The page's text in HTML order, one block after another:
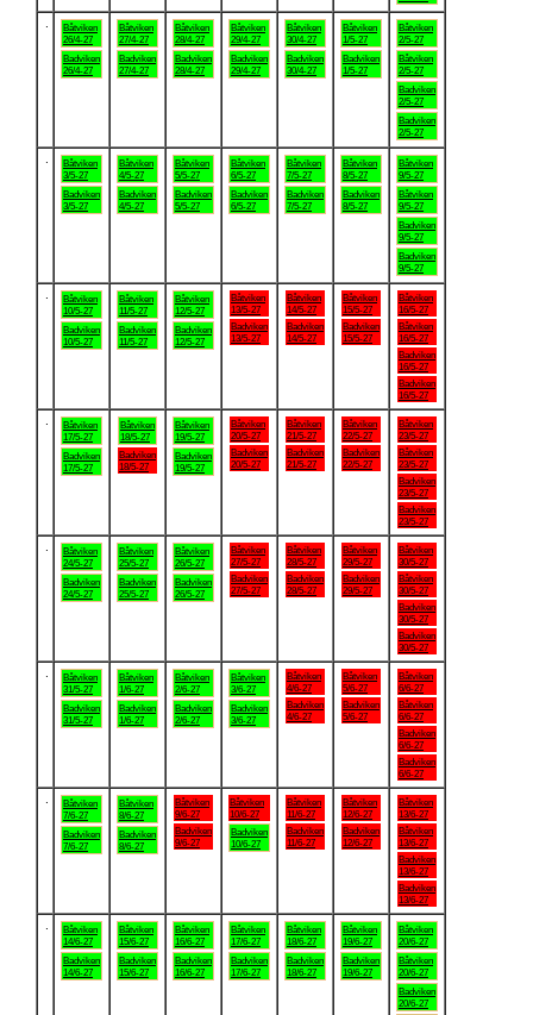
Båtviken
26/4-27
Badviken
26/4-27
Båtviken
27/4-27
Badviken
27/4-27
Båtviken
28/4-27
Badviken
28/4-27
Båtviken
29/4-27
Badviken
29/4-27
Båtviken
30/4-27
Badviken
30/4-27
Båtviken
1/5-27
Badviken
1/5-27
Båtviken
2/5-27
Båtviken
2/5-27
Badviken
2/5-27
Badviken
2/5-27
Båtviken
3/5-27
Badviken
3/5-27
Båtviken
4/5-27
Badviken
4/5-27
Båtviken
5/5-27
Badviken
5/5-27
Båtviken
6/5-27
Badviken
6/5-27
Båtviken
7/5-27
Badviken
7/5-27
Båtviken
8/5-27
Badviken
8/5-27
Båtviken
9/5-27
Båtviken
9/5-27
Badviken
9/5-27
Badviken
9/5-27
Båtviken
10/5-27
Badviken
10/5-27
Båtviken
11/5-27
Badviken
11/5-27
Båtviken
12/5-27
Badviken
12/5-27
Båtviken
13/5-27
Badviken
13/5-27
Båtviken
14/5-27
Badviken
14/5-27
Båtviken
15/5-27
Badviken
15/5-27
Båtviken
16/5-27
Båtviken
16/5-27
Badviken
16/5-27
Badviken
16/5-27
Båtviken
17/5-27
Badviken
17/5-27
Båtviken
18/5-27
Badviken
18/5-27
Båtviken
19/5-27
Badviken
19/5-27
Båtviken
20/5-27
Badviken
20/5-27
Båtviken
21/5-27
Badviken
21/5-27
Båtviken
22/5-27
Badviken
22/5-27
Båtviken
23/5-27
Båtviken
23/5-27
Badviken
23/5-27
Badviken
23/5-27
Båtviken
24/5-27
Badviken
24/5-27
Båtviken
25/5-27
Badviken
25/5-27
Båtviken
26/5-27
Badviken
26/5-27
Båtviken
27/5-27
Badviken
27/5-27
Båtviken
28/5-27
Badviken
28/5-27
Båtviken
29/5-27
Badviken
29/5-27
Båtviken
30/5-27
Båtviken
30/5-27
Badviken
30/5-27
Badviken
30/5-27
Båtviken
31/5-27
Badviken
31/5-27
Båtviken
1/6-27
Badviken
1/6-27
Båtviken
2/6-27
Badviken
2/6-27
Båtviken
3/6-27
Badviken
3/6-27
Båtviken
4/6-27
Badviken
4/6-27
Båtviken
5/6-27
Badviken
5/6-27
Båtviken
6/6-27
Båtviken
6/6-27
Badviken
6/6-27
Badviken
6/6-27
Båtviken
7/6-27
Badviken
7/6-27
Båtviken
8/6-27
Badviken
8/6-27
Båtviken
9/6-27
Badviken
9/6-27
Båtviken
10/6-27
Badviken
10/6-27
Båtviken
11/6-27
Badviken
11/6-27
Båtviken
12/6-27
Badviken
12/6-27
Båtviken
13/6-27
Båtviken
13/6-27
Badviken
13/6-27
Badviken
13/6-27
Båtviken
14/6-27
Badviken
14/6-27
Båtviken
15/6-27
Badviken
15/6-27
Båtviken
16/6-27
Badviken
16/6-27
Båtviken
17/6-27
Badviken
17/6-27
Båtviken
18/6-27
Badviken
18/6-27
Båtviken
19/6-27
Badviken
19/6-27
Båtviken
20/6-27
Båtviken
20/6-27
Badviken
20/6-27